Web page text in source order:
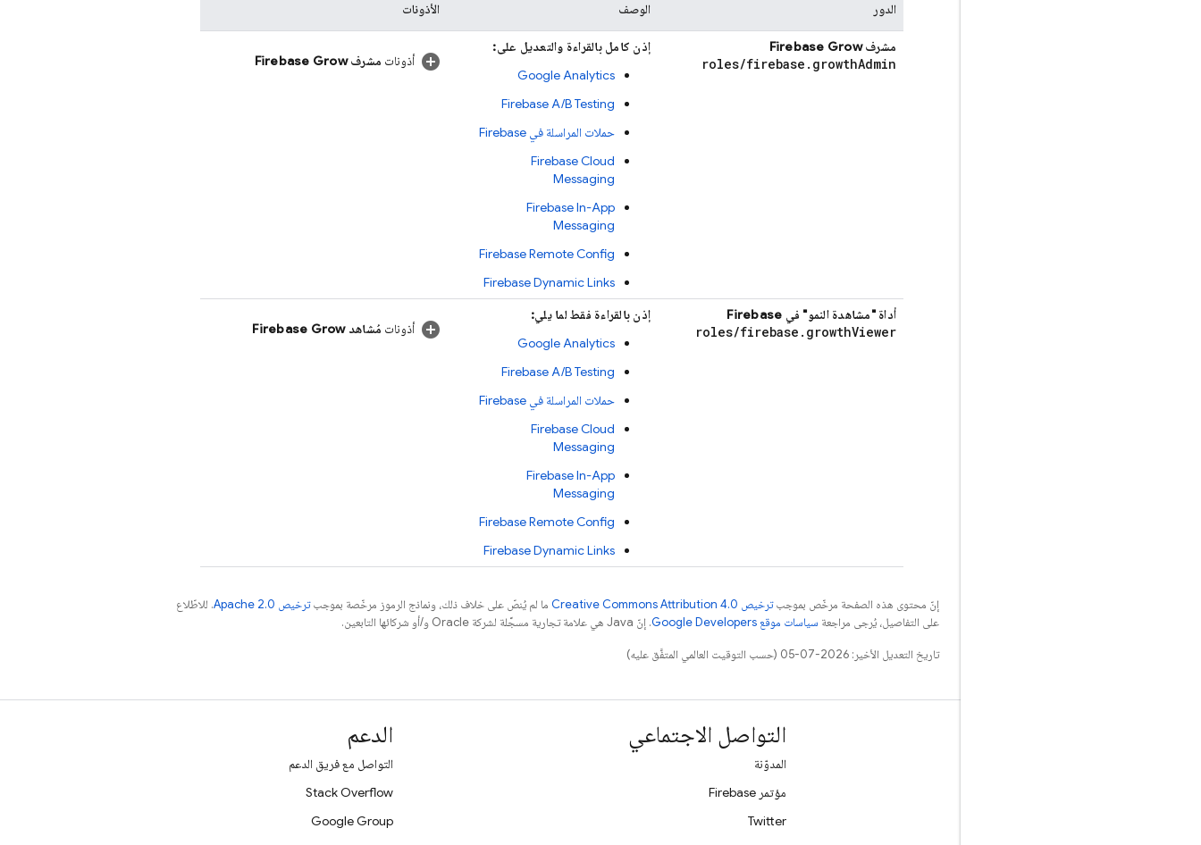
الدور الوصف الأذونات
مشرف Firebase Grow
roles/firebase . growthAdmin
إذن كامل بالقراءة والتعديل على:
Google Analytics
Firebase A/B Testing
حملات المراسلة في Firebase
Firebase Cloud
Messaging
Firebase In-App
Messaging
Firebase Remote Config
Firebase Dynamic Links
أذونات مشرف Firebase Grow
أداة "مشاهدة النمو" في Firebase
roles/firebase . growthViewer
إذن بالقراءة فقط لما يلي:
Google Analytics
Firebase A/B Testing
حملات المراسلة في Firebase
Firebase Cloud
Messaging
Firebase In-App
Messaging
Firebase Remote Config
Firebase Dynamic Links
أذونات مُشاهد Firebase Grow
إنّ محتوى هذه الصفحة مرخّص بموجبترخيص Creative Commons Attribution 4.0‏ ما لم يُنصّ على خلاف ذلك، ونماذج الرموز مرخّصة بموجبترخيص Apache 2.0‏
. للاطّلاع
على التفاصيل، يُرجى مراجعة سياسات موقع Google Developers‏ . إنّ Java هي علامة تجارية مسجَّلة لشركة Oracle و/أو شركائها التابعين.
تاريخ التعديل الأخير: 2026-07-05 (حسب التوقيت العالمي المتفَّق عليه)
التواصل الاجتماعي
المدوّنة
مؤتمر Firebase
Twitter
الدعم
التواصل مع فريق الدعم
Stack Overflow
Google Group